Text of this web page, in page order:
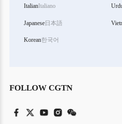
ItalianItaliano
Japanese日本語
Korean한국어
FOLLOW CGTN